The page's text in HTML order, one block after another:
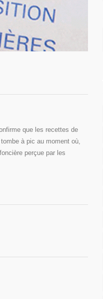
que les recettes de
à pic au moment où,
perçue par les